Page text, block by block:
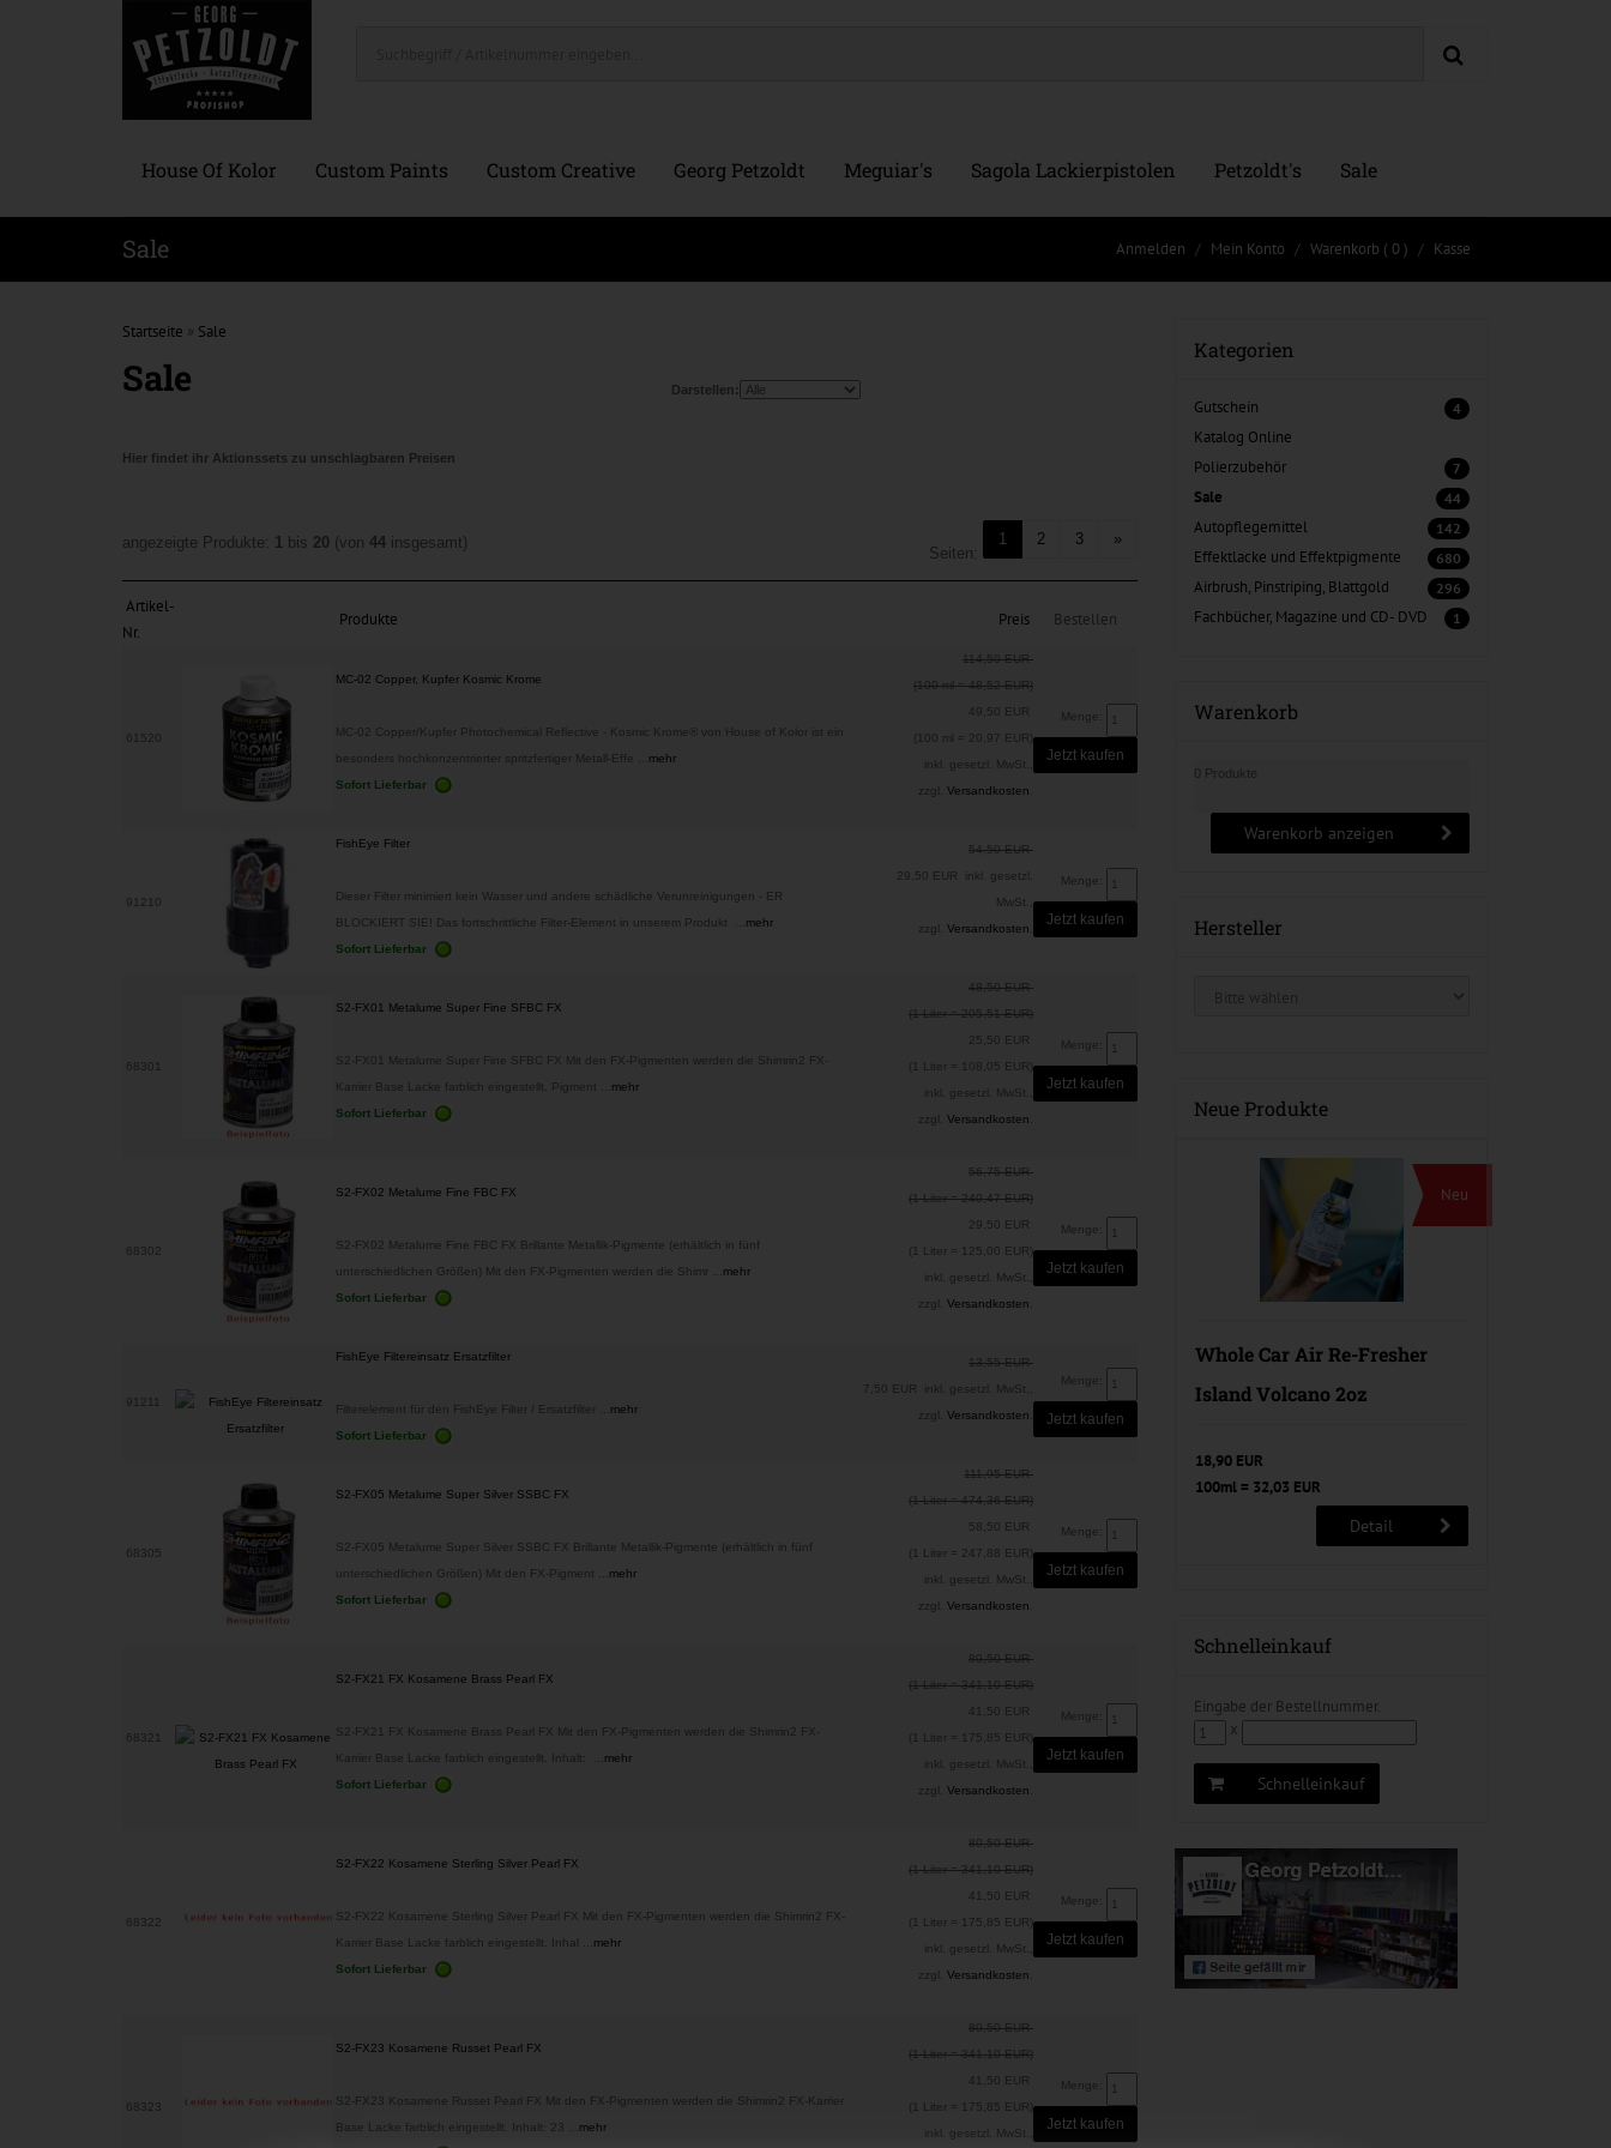
House Of Kolor Custom Paints Custom Creative Georg Petzoldt Meguiar's Sagola Lackierpistolen Petzoldt's Sale
Sale Anmelden Mein Konto Warenkorb ( 0 ) Kasse
Startseite » Sale
Sale Darstellen:
Hier findet ihr Aktionssets zu unschlagbaren Preisen
angezeigte Produkte: 1 bis 20 (von 44 insgesamt)
Seiten:
1 2 3 »
Artikel-
Nr.
Produkte Preis Bestellen
61520
MC-02 Copper, Kupfer Kosmic Krome
MC-02 Copper/Kupfer Photochemical Reflective - Kosmic Krome® von House of Kolor ist ein
besonders hochkonzentrierter spritzfertiger Metall-Effe ... mehr
Sofort Lieferbar
114,50 EUR
(100 ml = 48,52 EUR)
49,50 EUR
(100 ml = 20,97 EUR)
inkl. gesetzl. MwSt.,
zzgl. Versandkosten
Menge:
Jetzt kaufen
91210
FishEye Filter
Dieser Filter minimiert kein Wasser und andere schädliche Verunreinigungen - ER
BLOCKIERT SIE! Das fortschrittliche Filter-Element in unserem Produkt ... mehr
Sofort Lieferbar
54,50 EUR
29,50 EUR
inkl. gesetzl.
MwSt.,
zzgl. Versandkosten
Menge:
Jetzt kaufen
68301
S2-FX01 Metalume Super Fine SFBC FX
S2-FX01 Metalume Super Fine SFBC FX Mit den FX-Pigmenten werden die Shimrin2 FX-
Karrier Base Lacke farblich eingestellt. Pigment ... mehr
Sofort Lieferbar
48,50 EUR
(1 Liter = 205,51 EUR)
25,50 EUR
(1 Liter = 108,05 EUR)
inkl. gesetzl. MwSt.,
zzgl. Versandkosten
Menge:
Jetzt kaufen
68302
S2-FX02 Metalume Fine FBC FX
S2-FX02 Metalume Fine FBC FX Brillante Metallik-Pigmente (erhältlich in fünf
unterschiedlichen Größen) Mit den FX-Pigmenten werden die Shimr ... mehr
Sofort Lieferbar
56,75 EUR
(1 Liter = 240,47 EUR)
29,50 EUR
(1 Liter = 125,00 EUR)
inkl. gesetzl. MwSt.,
zzgl. Versandkosten
Menge:
Jetzt kaufen
91211
FishEye Filtereinsatz Ersatzfilter
Filterelement für den FishEye Filter / Ersatzfilter ... mehr
Sofort Lieferbar
13,55 EUR
7,50 EUR
inkl. gesetzl. MwSt.,
zzgl. Versandkosten
Menge:
Jetzt kaufen
68305
S2-FX05 Metalume Super Silver SSBC FX
S2-FX05 Metalume Super Silver SSBC FX Brillante Metallik-Pigmente (erhältlich in fünf
unterschiedlichen Größen) Mit den FX-Pigment ... mehr
Sofort Lieferbar
111,95 EUR
(1 Liter = 474,36 EUR)
58,50 EUR
(1 Liter = 247,88 EUR)
inkl. gesetzl. MwSt.,
zzgl. Versandkosten
Menge:
Jetzt kaufen
68321
S2-FX21 FX Kosamene Brass Pearl FX
S2-FX21 FX Kosamene Brass Pearl FX Mit den FX-Pigmenten werden die Shimrin2 FX-
Karrier Base Lacke farblich eingestellt. Inhalt: ... mehr
Sofort Lieferbar
80,50 EUR
(1 Liter = 341,10 EUR)
41,50 EUR
(1 Liter = 175,85 EUR)
inkl. gesetzl. MwSt.,
zzgl. Versandkosten
Menge:
Jetzt kaufen
68322
S2-FX22 Kosamene Sterling Silver Pearl FX
S2-FX22 Kosamene Sterling Silver Pearl FX Mit den FX-Pigmenten werden die Shimrin2 FX-
Karrier Base Lacke farblich eingestellt. Inhal ... mehr
Sofort Lieferbar
80,50 EUR
(1 Liter = 341,10 EUR)
41,50 EUR
(1 Liter = 175,85 EUR)
inkl. gesetzl. MwSt.,
zzgl. Versandkosten
Menge:
Jetzt kaufen
68323
S2-FX23 Kosamene Russet Pearl FX
S2-FX23 Kosamene Russet Pearl FX Mit den FX-Pigmenten werden die Shimrin2 FX-Karrier
Base Lacke farblich eingestellt. Inhalt: 23 ... mehr
80,50 EUR
(1 Liter = 341,10 EUR)
41,50 EUR
(1 Liter = 175,85 EUR)
inkl. gesetzl. MwSt.,
Menge:
Jetzt kaufen
Kategorien
Gutschein 4
Katalog Online
Polierzubehör
7
Sale 44
Autopflegemittel 142
Effektlacke und Effektpigmente 680
Airbrush, Pinstriping, Blattgold 296
Fachbücher, Magazine und CD- DVD 1
Warenkorb
0 Produkte
Warenkorb anzeigen
Hersteller
Neue Produkte
Neu
Whole Car Air Re-Fresher
Island Volcano 2oz
18,90 EUR
100ml = 32,03 EUR
Detail
Schnelleinkauf
Eingabe der Bestellnummer.
x
Schnelleinkauf